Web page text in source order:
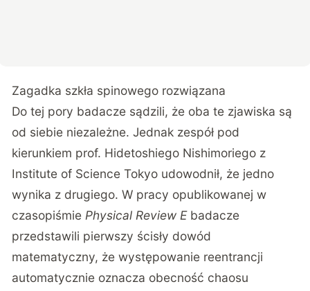
Zagadka szkła spinowego rozwiązana
Do tej pory badacze sądzili, że oba te zjawiska są
od siebie niezależne. Jednak zespół pod
kierunkiem prof. Hidetoshiego Nishimoriego z
Institute of Science Tokyo udowodnił, że jedno
wynika z drugiego. W pracy opublikowanej w
czasopiśmie Physical Review Ebadacze
przedstawili pierwszy ścisły dowód
matematyczny, że występowanie reentrancji
automatycznie oznacza obecność chaosu